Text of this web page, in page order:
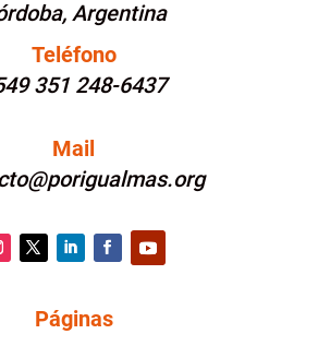
Argentina
Teléfono
351 248-6437
Mail
Facebook
Páginas